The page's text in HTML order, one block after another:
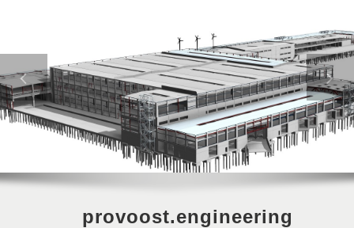
Stabiliteit
Energie
Infrastructuur
Contact
provoost.engineering